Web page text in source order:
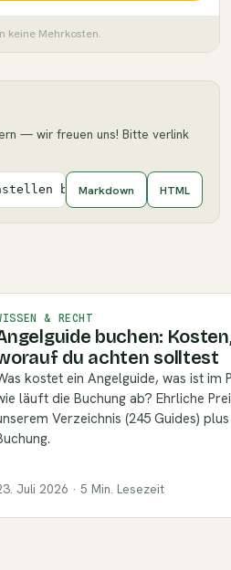
keine Mehrkosten.
— wir freuen uns! Bitte verlink
bei derMarkdown HTML
& RECHT
buchen:
du achten solltest
kostet ein Angelguide, was ist im
läuft die Buchung ab? Ehrliche
Verzeichnis (245 Guides)
Juli 2026 · 5 Min. Lesezeit